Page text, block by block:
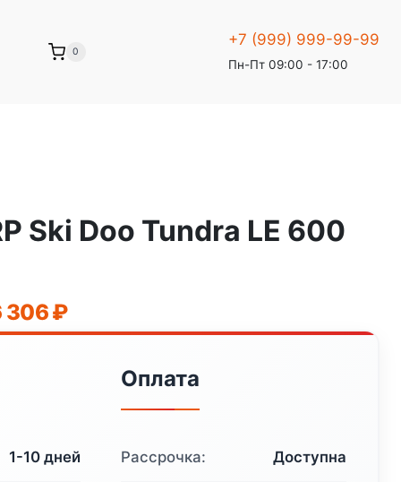
0
+7 (999) 999-99-99
Пн-Пт 09:00 - 17:00
Ski Doo Tundra LE 600
306₽Текущая
цена:
1-10 дней
Оплата
Рассрочка: Доступна